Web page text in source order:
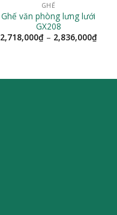
GHẾ
Ghế văn phòng lưng lưới
GX208
2,718,000₫ – 2,836,000₫
giá: